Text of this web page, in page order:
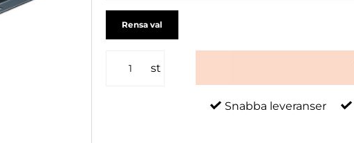
Rensa val
st
Snabba leveranser